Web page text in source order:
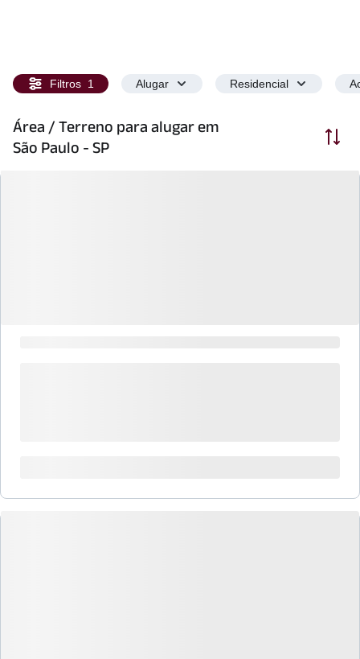
Filtros 1 Alugar Residencial
Área / Terreno para alugar em
São Paulo - SP
Ordenar